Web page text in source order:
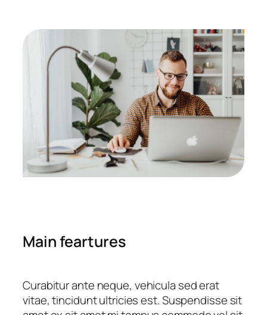
Main feartures
Curabitur ante neque, vehicula sed erat
vitae, tincidunt ultricies est. Suspendisse sit